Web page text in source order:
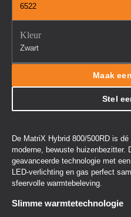
6522
Kleur
Zwart
Maak
Stel
De MatriX Hybrid 800/500RD is
moderne, bewuste huizenbezitter.
geavanceerde technologie met
LED-verlichting en gas perfect
sfeervolle warmtebeleving.
Slimme warmtetechnologie